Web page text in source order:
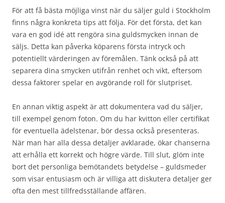
För att få bästa möjliga vinst när du säljer guld i Stockholm
finns några konkreta tips att följa. För det första, det kan
vara en god idé att rengöra sina guldsmycken innan de
säljs. Detta kan påverka köparens första intryck och
potentiellt värderingen av föremålen. Tänk också på att
separera dina smycken utifrån renhet och vikt, eftersom
dessa faktorer spelar en avgörande roll för slutpriset.
En annan viktig aspekt är att dokumentera vad du säljer,
till exempel genom foton. Om du har kvitton eller certifikat
för eventuella ädelstenar, bör dessa också presenteras.
När man har alla dessa detaljer avklarade, ökar chanserna
att erhålla ett korrekt och högre värde. Till slut, glöm inte
bort det personliga bemötandets betydelse – guldsmeder
som visar entusiasm och är villiga att diskutera detaljer ger
ofta den mest tillfredsställande affären.